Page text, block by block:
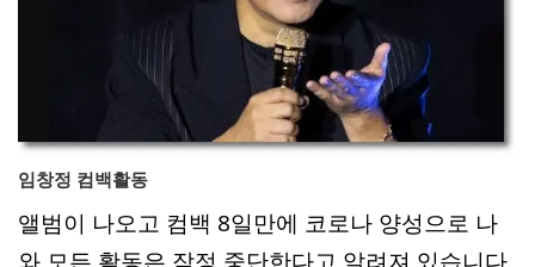
임창정 컴백활동
앨범이 나오고 컴백 8일만에 코로나 양성으로 나
와 모든 활동은 잠정 중단한다고 알려져 있습니다.